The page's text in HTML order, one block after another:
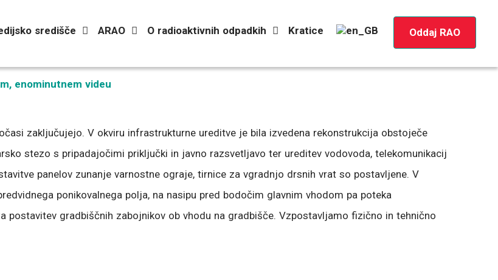
središče ARAO O radioaktivnih odpadkih Kratice Oddaj RAO
enominutnem videu
zaključujejo. V okviru infrastrukturne ureditve je bila izvedena rekonstrukcija obstoječe
stezo s pripadajočimi priključki in javno razsvetljavo ter ureditev vodovoda, telekomunikacij
panelov zunanje varnostne ograje, tirnice za vgradnjo drsnih vrat so postavljene. V
ponikovalnega polja, na nasipu pred bodočim glavnim vhodom pa poteka
postavitev gradbiščnih zabojnikov ob vhodu na gradbišče. Vzpostavljamo fizično in tehnično